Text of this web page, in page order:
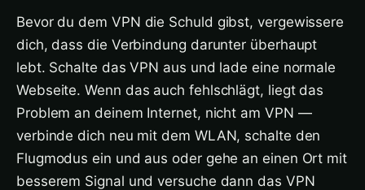
Bevor du dem VPN die Schuld gibst, vergewissere
dich, dass die Verbindung darunter überhaupt
lebt. Schalte das VPN aus und lade eine normale
Webseite. Wenn das auch fehlschlägt, liegt das
Problem an deinem Internet, nicht am VPN —
verbinde dich neu mit dem WLAN, schalte den
Flugmodus ein und aus oder gehe an einen Ort mit
besserem Signal und versuche dann das VPN